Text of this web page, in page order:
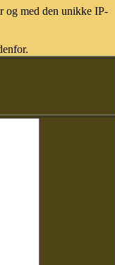
og med den unikke IP-